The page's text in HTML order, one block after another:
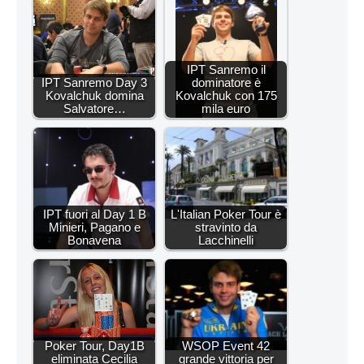
IPT Sanremo Day 3
Kovalchuk domina
Salvatore…
IPT Sanremo il
dominatore è
Kovalchuk con 175
mila euro
IPT fuori al Day 1 B
Minieri, Pagano e
Bonavena
L'Italian Poker Tour è
stravinto da
Lacchinelli
Poker Tour, Day1B
eliminata Cecilia
WSOP Event 42
grande vittoria per